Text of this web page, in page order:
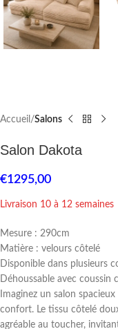
Accueil Salons
Salon Dakota
€1295,00
Livraison 10 à 12 semaines
Mesure : 290cm
Matière : velours côtelé
Disponible dans plusieurs
Déhoussable avec coussin
Imaginez un salon
confort. Le tissu côtelé
agréable au toucher,